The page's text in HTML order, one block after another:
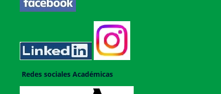
Redes sociales Académicas